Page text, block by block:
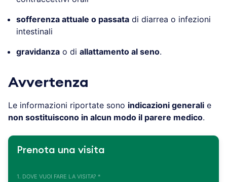
sofferenza attuale o passata di diarrea o infezioni
intestinali
gravidanza o di allattamento al seno.
Avvertenza
Le informazioni riportate sono indicazioni generali e
non sostituiscono in alcun modo il parere medico.
Prenota una visita
1. DOVE VUOI FARE LA VISITA? *